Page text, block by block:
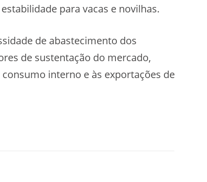
para vacas e novilhas.
de abastecimento dos
de sustentação do mercado,
interno e às exportações de